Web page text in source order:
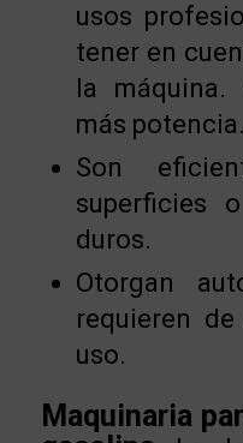
usos
tener en
la
más potencia.
Son
superficies
duros.
Otorgan
requieren
uso.
Maquinaria